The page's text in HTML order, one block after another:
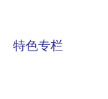
特色专栏